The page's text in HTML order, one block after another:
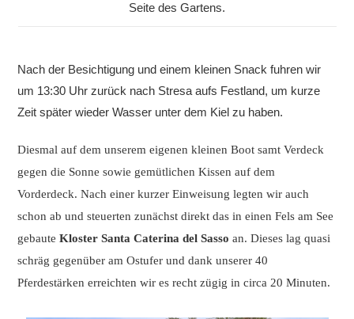
Seite des Gartens.
Nach der Besichtigung und einem kleinen Snack fuhren wir
um 13:30 Uhr zurück nach Stresa aufs Festland, um kurze
Zeit später wieder Wasser unter dem Kiel zu haben.
Diesmal auf dem unserem eigenen kleinen Boot samt Verdeck
gegen die Sonne sowie gemütlichen Kissen auf dem
Vorderdeck. Nach einer kurzer Einweisung legten wir auch
schon ab und steuerten zunächst direkt das in einen Fels am See
gebauteKloster Santa Caterina del Sasso an. Dieses lag quasi
schräg gegenüber am Ostufer und dank unserer 40
Pferdestärken erreichten wir es recht zügig in circa 20 Minuten.